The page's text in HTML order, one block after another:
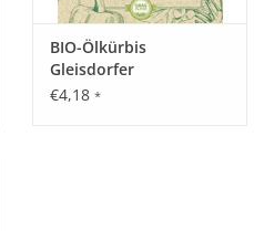
Erträge als
BIO-Ölkürbis
Gleisdorfer
€4,18 *